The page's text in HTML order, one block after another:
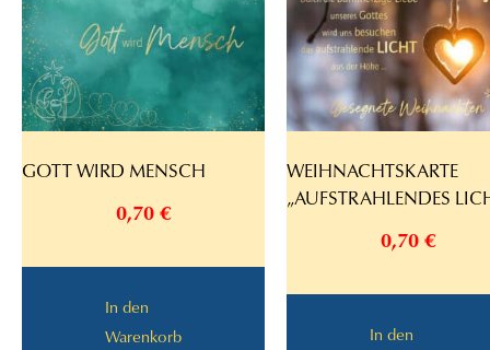
GOTT WIRD MENSCH
0,70€
In den
Warenkorb
WEIHNACHTSKARTE
„AUFSTRAHLENDES
0,70€
In den